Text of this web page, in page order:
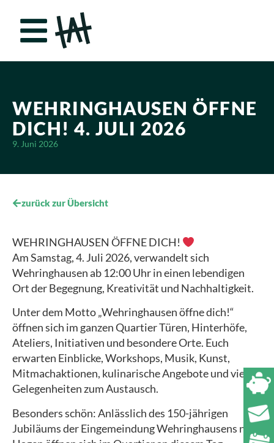
WEHRINGHAUSEN ÖFFNE
DICH! 4. JULI 2026
9. Juni 2026
zurück zur Übersicht
WEHRINGHAUSEN ÖFFNE DICH!
Am Samstag, 4. Juli 2026, verwandelt sich
Wehringhausen ab 12:00 Uhr in einen lebendigen
Ort der Begegnung, Kreativität und Nachhaltigkeit.
Unter dem Motto „Wehringhausen öffne dich!“
öffnen sich im ganzen Quartier Türen, Hinterhöfe,
Ateliers, Initiativen und besondere Orte. Euch
erwarten Einblicke, Workshops, Musik, Kunst,
Mitmachaktionen, kulinarische Angebote und viele
Gelegenheiten zum Austausch.
Besonders schön: Anlässlich des 150-jährigen
Jubiläums der Eingemeindung Wehringhausens nach